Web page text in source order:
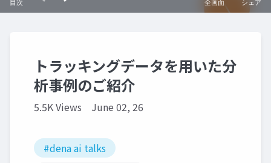
トラッキングデータを用いた分
析事例のご紹介
5.5K Views June 02, 26
#dena ai talks